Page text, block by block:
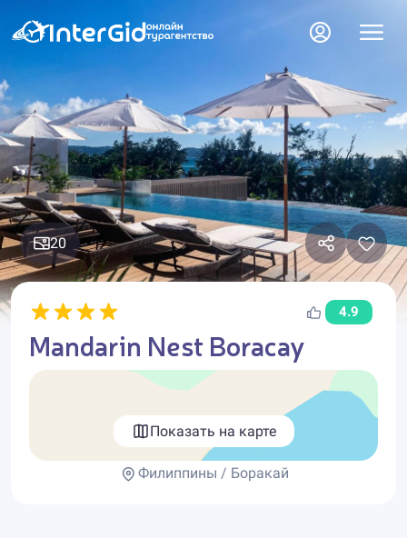
20
4.9
Mandarin Nest Boracay
Показать на карте
Филиппины / Боракай